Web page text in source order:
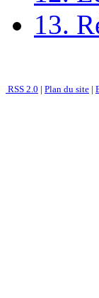
13.
RSS 2.0 | Plan du site |